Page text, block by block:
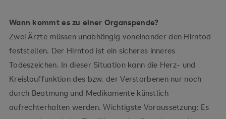
Wann kommt es zu einer Organspende?
Zwei Ärzte müssen unabhängig voneinander den Hirntod
feststellen. Der Hirntod ist ein sicheres inneres
Todeszeichen. In dieser Situation kann die Herz- und
Kreislauffunktion des bzw. der Verstorbenen nur noch
durch Beatmung und Medikamente künstlich
aufrechterhalten werden. Wichtigste Voraussetzung: Es